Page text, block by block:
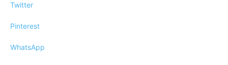
Twitter
Pinterest
WhatsApp